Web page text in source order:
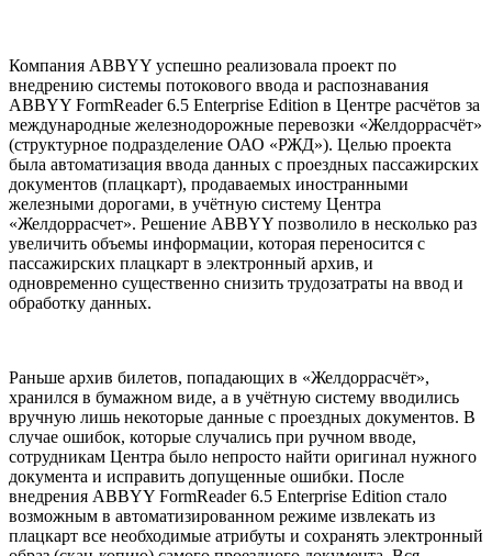
Компания ABBYY успешно реализовала проект по
внедрению системы потокового ввода и распознавания
ABBYY FormReader 6.5 Enterprise Edition в Центре расчётов за
международные железнодорожные перевозки «Желдоррасчёт»
(структурное подразделение ОАО «РЖД»). Целью проекта
была автоматизация ввода данных с проездных пассажирских
документов (плацкарт), продаваемых иностранными
железными дорогами, в учётную систему Центра
«Желдоррасчет». Решение ABBYY позволило в несколько раз
увеличить объемы информации, которая переносится с
пассажирских плацкарт в электронный архив, и
одновременно существенно снизить трудозатраты на ввод и
обработку данных.
Раньше архив билетов, попадающих в «Желдоррасчёт»,
хранился в бумажном виде, а в учётную систему вводились
вручную лишь некоторые данные с проездных документов. В
случае ошибок, которые случались при ручном вводе,
сотрудникам Центра было непросто найти оригинал нужного
документа и исправить допущенные ошибки. После
внедрения ABBYY FormReader 6.5 Enterprise Edition стало
возможным в автоматизированном режиме извлекать из
плацкарт все необходимые атрибуты и сохранять электронный